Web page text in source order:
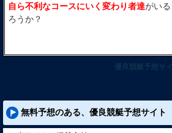
自ら不利なコースにいく変わり者達がい
ろうか？
優良競艇予想サ
無料予想のある、優良競艇予想サイト